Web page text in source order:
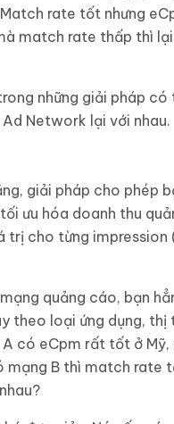
rate tốt nhưng
match rate thấp thì
những giải pháp
Network lại với nhau.
giải pháp cho phép
ưu hóa doanh thu
trị cho từng
quảng cáo, bạn
theo loại ứng dụng,
có eCpm rất tốt ở
mạng B thì match rate